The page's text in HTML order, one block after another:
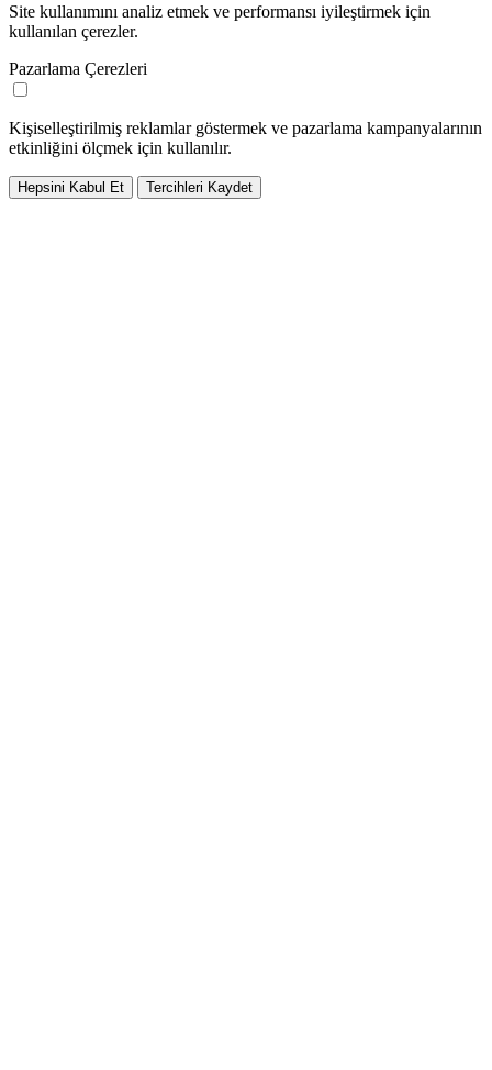
Site kullanımını analiz etmek ve performansı iyileştirmek için
kullanılan çerezler.
Pazarlama Çerezleri
Kişiselleştirilmiş reklamlar göstermek ve pazarlama kampanyalarının
etkinliğini ölçmek için kullanılır.
Hepsini Kabul Et Tercihleri Kaydet